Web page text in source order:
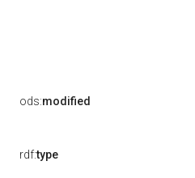
ods:modified
rdf:type